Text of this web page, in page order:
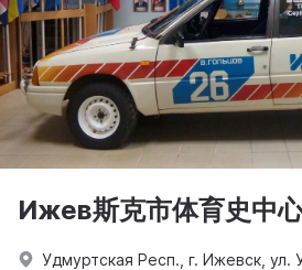
Ижев斯克市体育史中
Удмуртская Респ., г. Ижевск, ул.